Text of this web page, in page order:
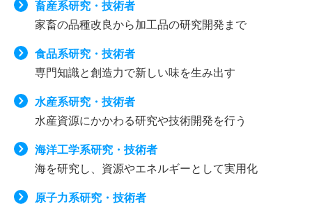
畜産系研究・技術者
家畜の品種改良から加工品の研究開発まで
食品系研究・技術者
専門知識と創造力で新しい味を生み出す
水産系研究・技術者
水産資源にかかわる研究や技術開発を行う
海洋工学系研究・技術者
海を研究し、資源やエネルギーとして実用化
原子力系研究・技術者